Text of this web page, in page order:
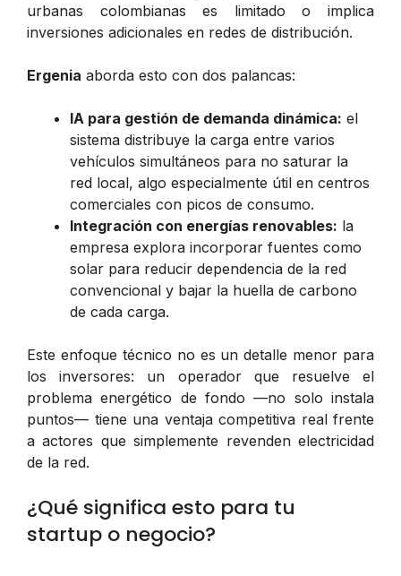
urbanas colombianas es limitado o implica
inversiones adicionales en redes de distribución.
Ergenia aborda esto con dos palancas:
IA para gestión de demanda dinámica: el
sistema distribuye la carga entre varios
vehículos simultáneos para no saturar la
red local, algo especialmente útil en centros
comerciales con picos de consumo.
Integración con energías renovables: la
empresa explora incorporar fuentes como
solar para reducir dependencia de la red
convencional y bajar la huella de carbono
de cada carga.
Este enfoque técnico no es un detalle menor para
los inversores: un operador que resuelve el
problema energético de fondo —no solo instala
puntos— tiene una ventaja competitiva real frente
a actores que simplemente revenden electricidad
de la red.
¿Qué significa esto para tu
startup o negocio?